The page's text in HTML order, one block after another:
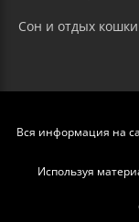
Сон и отдых кошки
Вся информация на
Используя